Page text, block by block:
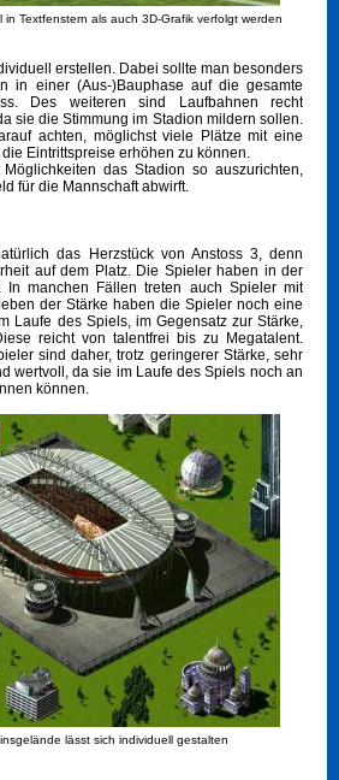
Textfenstern als auch 3D-Grafik verfolgt werden
erstellen. Dabei sollte man besonders
in einer (Aus-)Bauphase auf die gesamte
Des weiteren sind Laufbahnen recht
sie die Stimmung im Stadion mildern sollen.
achten, möglichst viele Plätze mit eine
Eintrittspreise erhöhen zu können.
das Stadion so auszurichten,
für die Mannschaft abwirft.
das Herzstück von Anstoss 3, denn
auf dem Platz. Die Spieler haben in der
In manchen Fällen treten auch Spieler mit
der Stärke haben die Spieler noch eine
Laufe des Spiels, im Gegensatz zur Stärke,
reicht von talentfrei bis zu Megatalent.
sind daher, trotz geringerer Stärke, sehr
wertvoll, da sie im Laufe des Spiels noch an
können.
lässt sich individuell gestalten